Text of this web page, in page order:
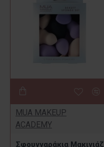
MUA MAKEUP
ACADEMY
Σφουγγαράκια Μακιγιάζ